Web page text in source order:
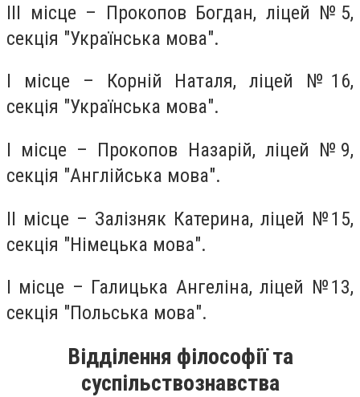
ІІІ місце – Прокопов Богдан, ліцей №5,
секція "Українська мова".
І місце – Корній Наталя, ліцей №16,
секція "Українська мова".
І місце – Прокопов Назарій, ліцей №9,
секція "Англійська мова".
ІІ місце – Залізняк Катерина, ліцей №15,
секція "Німецька мова".
І місце – Галицька Ангеліна, ліцей №13,
секція "Польська мова".
Відділення філософії та
суспільствознавства